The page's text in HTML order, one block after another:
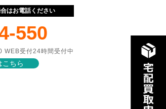
はお電話ください
550
WEB受付24時間受付中
こちら